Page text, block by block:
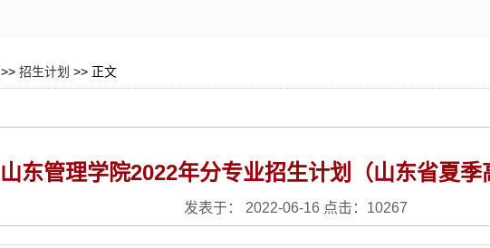
>> 招生计划 >> 正文
山东管理学院2022年分专业招生计划（山东省夏季
发表于： 2022-06-16 点击： 10267